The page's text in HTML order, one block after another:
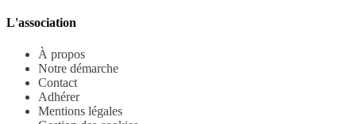
L'association
À propos
Notre démarche
Contact
Adhérer
Mentions légales